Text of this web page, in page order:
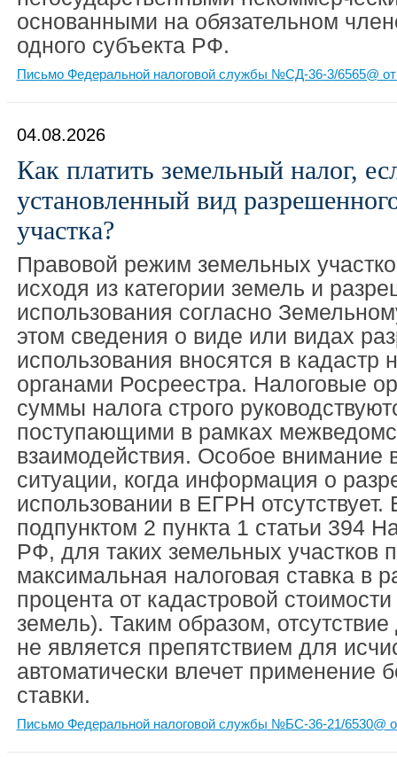
основанными на обязательном
одного субъекта РФ.
Письмо Федеральной налоговой службы №СД-36-3/6565@ от
04.08.2026
Как платить земельный налог,
установленный вид
участка?
Правовой режим земельных
исходя из категории земель и
использования согласно
этом сведения о виде или видах
использования вносятся в кадастр
органами Росреестра. Налоговые
суммы налога строго
поступающими в рамках
взаимодействия. Особое внимание
ситуации, когда информация о
использовании в ЕГРН отсутствует.
подпунктом 2 пункта 1 статьи 394
РФ, для таких земельных участков
максимальная налоговая ставка в
процента от кадастровой
земель). Таким образом,
не является препятствием для
автоматически влечет применение
ставки.
Письмо Федеральной налоговой службы №БС-36-21/6530@